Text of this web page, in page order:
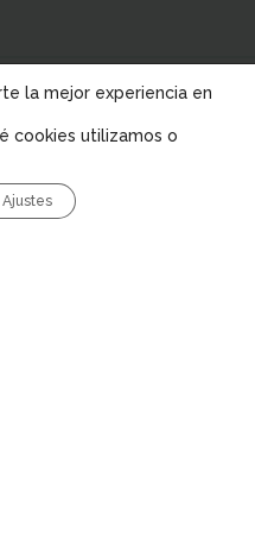
por CrecerNK.
la mejor experiencia en
cookies utilizamos o
Ajustes